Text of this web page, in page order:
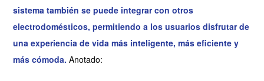
sistema también se puede integrar con otros
electrodomésticos, permitiendo a los usuarios disfrutar de
una experiencia de vida más inteligente, más eficiente y
más cómoda.Anotado: